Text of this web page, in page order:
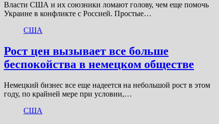
Власти США и их союзники ломают голову, чем еще помочь
Украине в конфликте с Россией. Простые…
США
Рост цен вызывает все больше
беспокойства в немецком обществе
Немецкий бизнес все еще надеется на небольшой рост в этом
году, по крайней мере при условии,…
США